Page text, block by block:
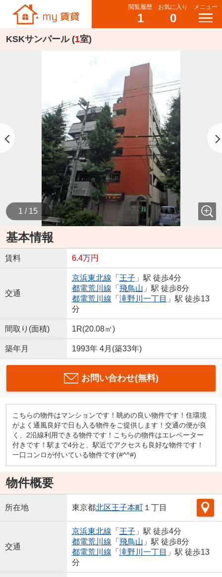
閲覧履歴
1
お気に入り
0
メニュー
KSKサンパール (1室)
1 / 15
基本情報
賃料 6.4万円
交通
京浜東北線 「 王子 」駅 徒歩4分
都電荒川線 「 飛鳥山 」駅 徒歩8分
都電荒川線 「 滝野川一丁目 」駅 徒歩13
分
間取り(面積) 1R(20.08㎡)
築年月 1993年 4月(築33年)
お問い合わせ(無料)
こちらの物件はマンションです！眺めの良い物件です！住環境
がよく通風良好で日も入る物件をご提供します！交通の便が良
く、2沿線利用できる物件です！こちらの物件はエレベーター
付きです！駅まで4分と、駅近でアクセスも良好な物件です！
一口コンロが付いている物件です(#^^#)
物件概要
所在地 東京都北区王子本町１丁目
交通
京浜東北線 「 王子 」駅 徒歩4分
都電荒川線 「 飛鳥山 」駅 徒歩8分
都電荒川線 「 滝野川一丁目 」駅 徒歩13
分